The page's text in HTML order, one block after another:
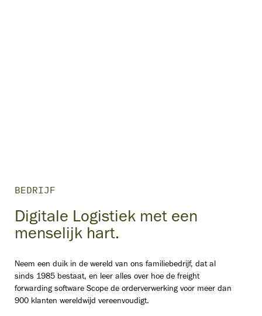
BEDRIJF
Digitale Logistiek met een
menselijk hart.
Neem een duik in de wereld van ons familiebedrijf, dat al
sinds 1985 bestaat, en leer alles over hoe de freight
forwarding software Scope de orderverwerking voor meer dan
900 klanten wereldwijd vereenvoudigt.